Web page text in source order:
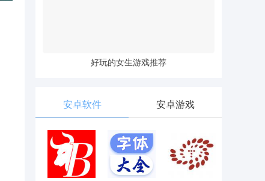
好玩的女生游戏推荐
安卓软件 安卓游戏